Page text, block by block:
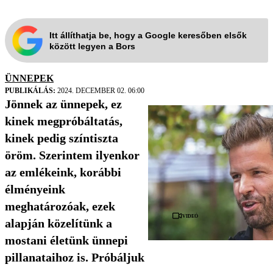
Itt állíthatja be, hogy a Google keresőben elsők
között legyen a Bors
ÜNNEPEK
PUBLIKÁLÁS: 2024. DECEMBER 02. 06:00
Jönnek az ünnepek, ez
kinek megpróbáltatás,
kinek pedig színtiszta
öröm. Szerintem ilyenkor
az emlékeink, korábbi
élményeink
meghatározóak, ezek
alapján közelítünk a
mostani életünk ünnepi
pillanataihoz is. Próbáljuk
Videó